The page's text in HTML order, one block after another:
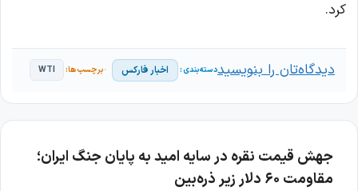
کرد.
اخبار فارکس WTI دیدگاه‌تان را بنویسید
جهش قیمت نقره در سایه امید به پایان جنگ ایران؛
مقاومت ۶۰ دلار زیر ذره‌بین